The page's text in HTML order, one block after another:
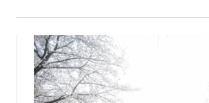
やサンセットもまた雰囲気が違っておすす
敵なお二人を夕日が優しく包み、温かみの
ヴィファクトリー新潟店から車で約10分と
す。